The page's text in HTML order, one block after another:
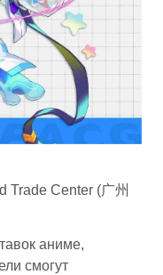
Trade Center (广州
аниме,
смогут